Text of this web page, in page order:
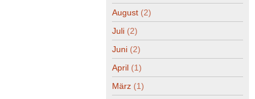
August (2)
Juli (2)
Juni (2)
April (1)
März (1)